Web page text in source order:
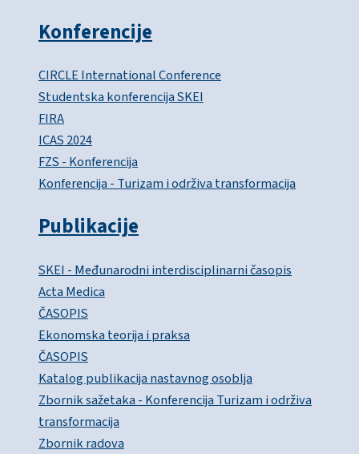
Konferencije
CIRCLE International Conference
Studentska konferencija SKEI
FIRA
ICAS 2024
FZS - Konferencija
Konferencija - Turizam i održiva transformacija
Publikacije
SKEI - Međunarodni interdisciplinarni časopis
Acta Medica
ČASOPIS
Ekonomska teorija i praksa
ČASOPIS
Katalog publikacija nastavnog osoblja
Zbornik sažetaka - Konferencija Turizam i održiva
transformacija
Zbornik radova